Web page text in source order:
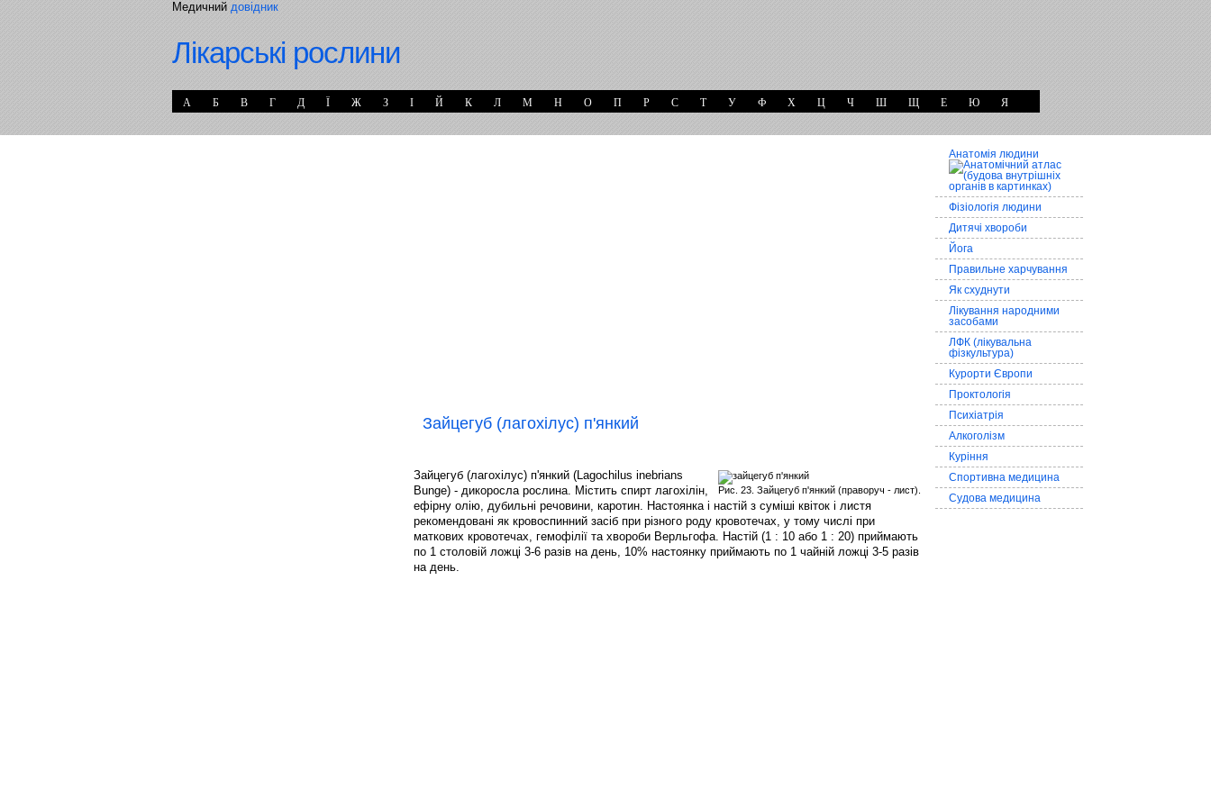
Медичнийдовідник
Лікарські рослини
А Б В Г Д Ї Ж З І Й К Л М Н О П Р С Т У Ф Х Ц Ч Ш Щ Е Ю Я
Зайцегуб (лагохілус) п'янкий
Рис. 23. Зайцегуб п'янкий (праворуч - лист).
Зайцегуб (лагохілус) п'янкий (Lagochilus inebrians
Bunge) - дикоросла рослина. Містить спирт лагохілін,
ефірну олію, дубильні речовини, каротин. Настоянка і настій з суміші квіток і листя
рекомендовані як кровоспинний засіб при різного роду кровотечах, у тому числі при
маткових кровотечах, гемофілії та хвороби Верльгофа. Настій (1 : 10 або 1 : 20) приймають
по 1 столовій ложці 3-6 разів на день, 10% настоянку приймають по 1 чайній ложці 3-5 разів
на день.
Анатомія людини
Фізіологія людини
Дитячі хвороби
Йога
Правильне харчування
Як схуднути
Лікування народними
засобами
ЛФК (лікувальна
фізкультура)
Курорти Європи
Проктологія
Психіатрія
Алкоголізм
Куріння
Спортивна медицина
Судова медицина